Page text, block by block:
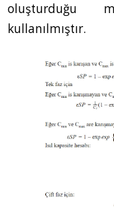
oluşturduğu
kullanılmıştır.